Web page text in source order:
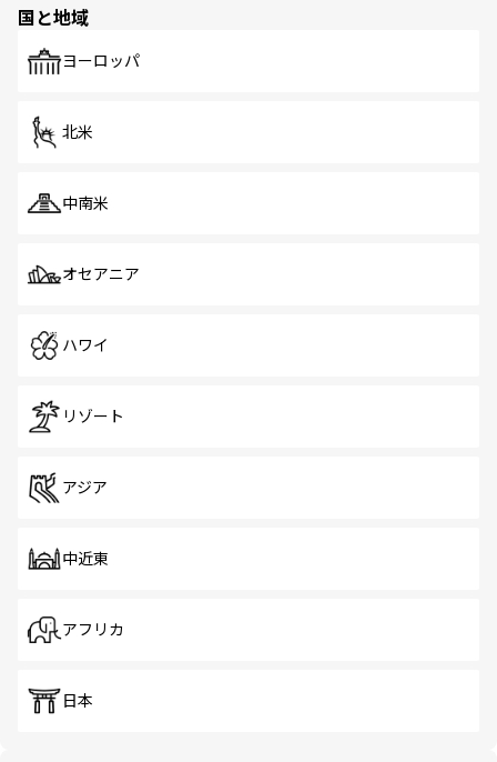
で、ホーカーズは地元の風情を楽しめる外せないスポット
国と地域
ヨーロッパ
北米
中南米
オセアニア
ハワイ
リゾート
アジア
中近東
アフリカ
日本